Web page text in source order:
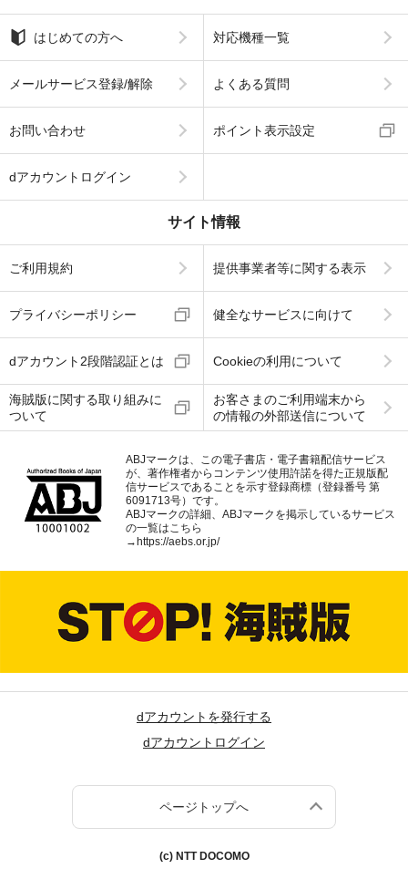
はじめての方へ 対応機種一覧
メールサービス登録/解除 よくある質問
お問い合わせ ポイント表示設定
dアカウントログイン
サイト情報
ご利用規約 提供事業者等に関する表示
プライバシーポリシー 健全なサービスに向けて
dアカウント2段階認証とは Cookieの利用について
海賊版に関する取り組みに
ついて
お客さまのご利用端末から
の情報の外部送信について
ABJマークは、この電子書店・電子書籍配信サービス
が、著作権者からコンテンツ使用許諾を得た正規版配
信サービスであることを示す登録商標（登録番号 第
6091713号）です。
ABJマークの詳細、ABJマークを掲示しているサービス
の一覧はこちら
→https://aebs.or.jp/
dアカウントを発行する
dアカウントログイン
ページトップへ
(c) NTT DOCOMO